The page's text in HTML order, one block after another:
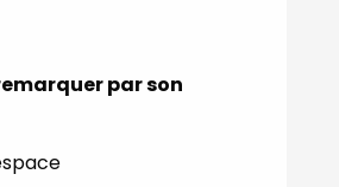
par son